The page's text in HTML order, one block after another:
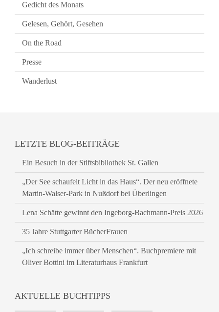
Gedicht des Monats
Gelesen, Gehört, Gesehen
On the Road
Presse
Wanderlust
LETZTE BLOG-BEITRÄGE
Ein Besuch in der Stiftsbibliothek St. Gallen
„Der See schaufelt Licht in das Haus“. Der neu eröffnete
Martin-Walser-Park in Nußdorf bei Überlingen
Lena Schätte gewinnt den Ingeborg-Bachmann-Preis 2026
35 Jahre Stuttgarter BücherFrauen
„Ich schreibe immer über Menschen“. Buchpremiere mit
Oliver Bottini im Literaturhaus Frankfurt
AKTUELLE BUCHTIPPS